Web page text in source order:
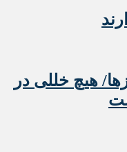
هیچ‌ خللی در